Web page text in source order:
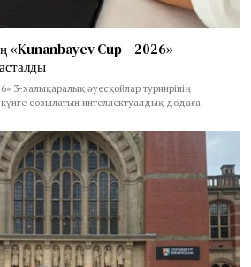
«Kunanbayev Cup – 2026»
3-халықаралық әуесқойлар турнирінің
созылатын интеллектуалдық додаға